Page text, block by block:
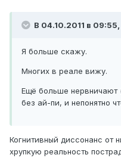
В 04.10.2011 в 09:55,
Я больше скажу.
Многих в реале вижу.
Ещё больше нервничают
без ай-пи, и непонятно
Когнитивный диссонанс от
хрупкую реальность